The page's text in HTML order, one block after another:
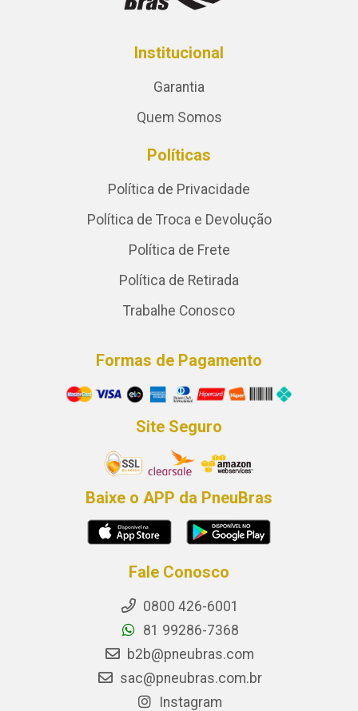
Institucional
Garantia
Quem Somos
Políticas
Política de Privacidade
Política de Troca e Devolução
Política de Frete
Política de Retirada
Trabalhe Conosco
Formas de Pagamento
Site Seguro
Baixe o APP da PneuBras
Fale Conosco
0800 426-6001
81 99286-7368
b2b@pneubras.com
sac@pneubras.com.br
Instagram